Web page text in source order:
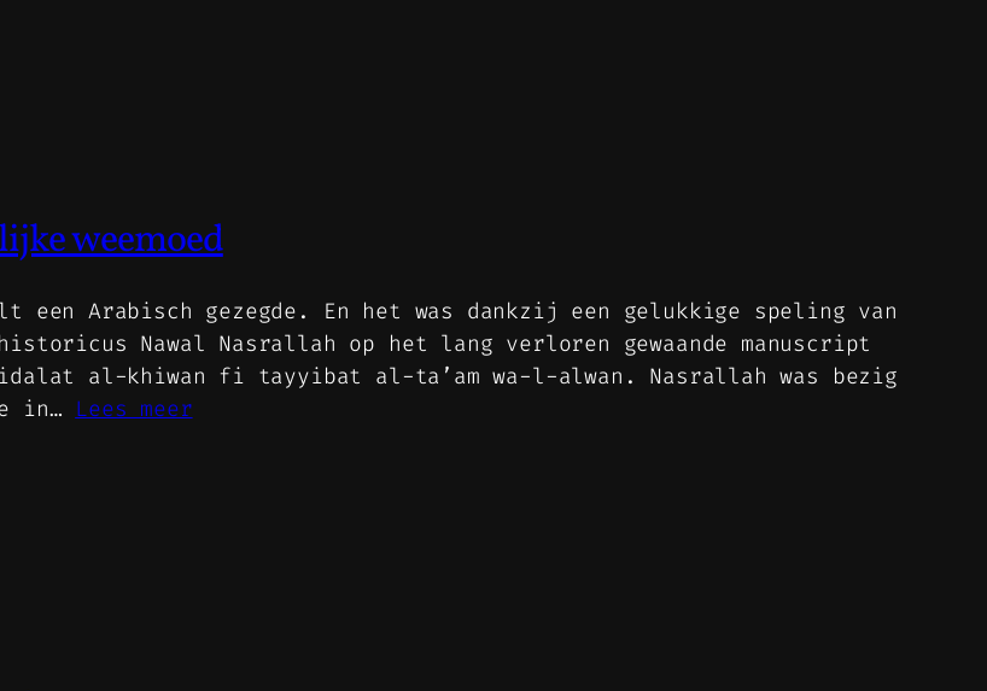
weemoed
een Arabisch gezegde. En het was dankzij een gelukkige speling van
Nawal Nasrallah op het lang verloren gewaande manuscript
al-khiwan fi tayyibat al-ta’am wa-l-alwan. Nasrallah was bezig
in… Lees meer